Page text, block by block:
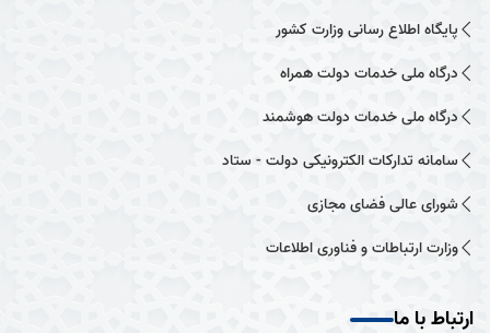
پایگاه اطلاع رسانی وزارت کشور
درگاه ملی خدمات دولت همراه
درگاه ملی خدمات دولت هوشمند
سامانه تدارکات الکترونیکی دولت - ستاد
شورای عالی فضای مجازی
وزارت ارتباطات و فناوری اطلاعات
ارتباط با ما